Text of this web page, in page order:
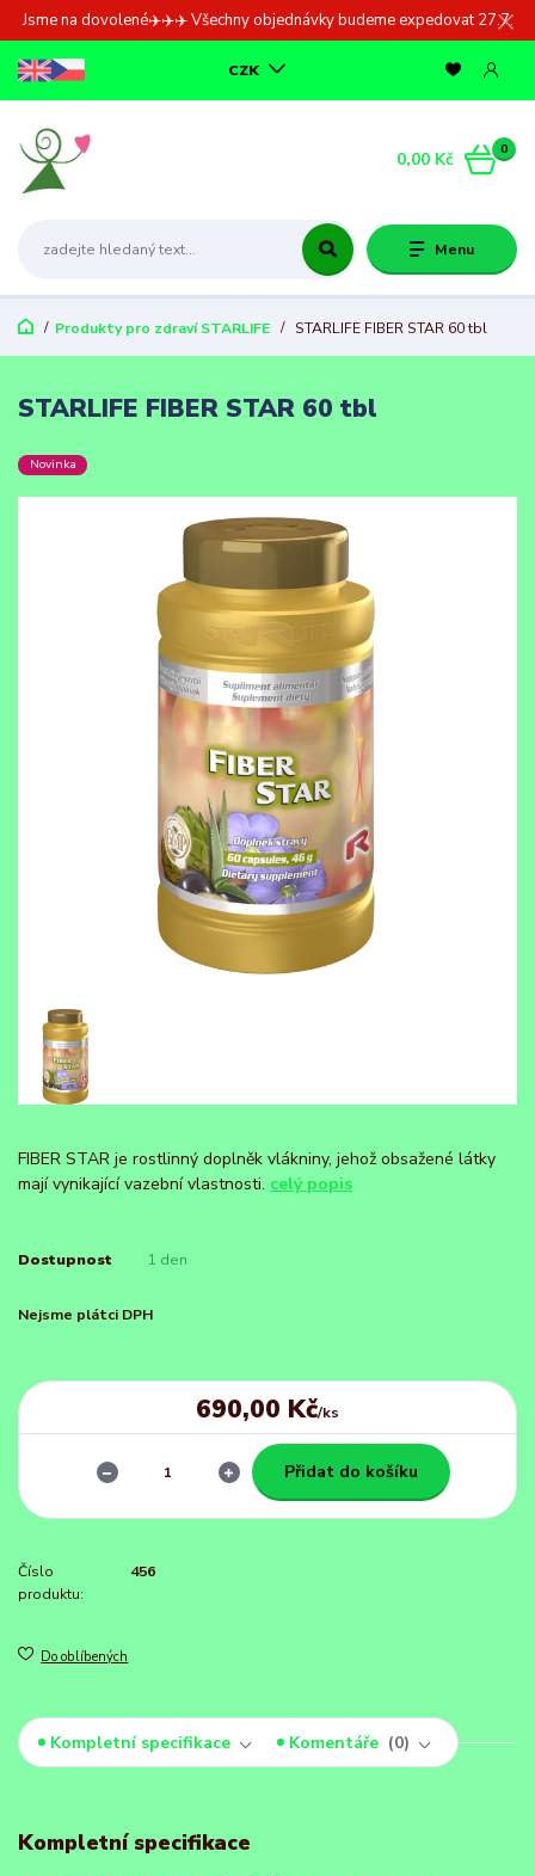
Jsme na dovolené✈️✈️✈️ Všechny objednávky budeme expedovat 27.7.
Menu
CZK
0
0,00 Kč
Produkty pro zdraví STARLIFE STARLIFE FIBER STAR 60 tbl
STARLIFE FIBER STAR 60 tbl
Novinka
FIBER STAR je rostlinný doplněk vlákniny, jehož obsažené látky
mají vynikající vazební vlastnosti. celý popis
Dostupnost 1 den
Nejsme plátci DPH
690,00 Kč/ks
Přidat do košíku
Číslo
produktu:
456
Do oblíbených
Kompletní specifikace Komentáře 0
Kompletní specifikace